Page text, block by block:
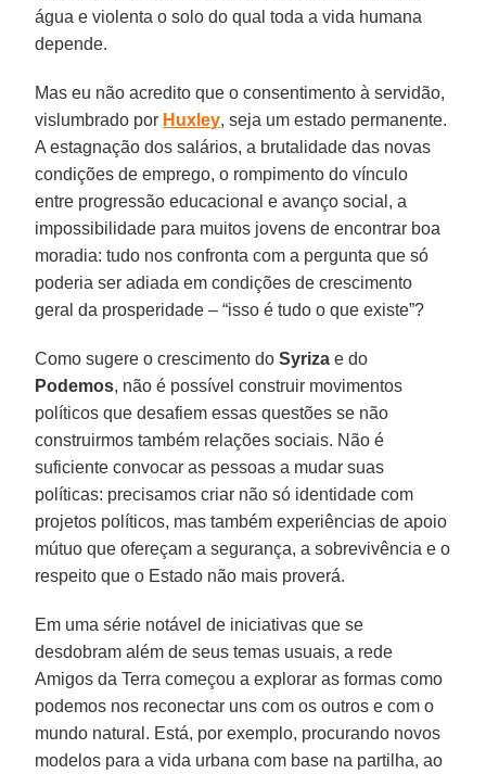
água e violenta o solo do qual toda a vida humana
depende.
Mas eu não acredito que o consentimento à servidão,
vislumbrado por Huxley, seja um estado permanente.
A estagnação dos salários, a brutalidade das novas
condições de emprego, o rompimento do vínculo
entre progressão educacional e avanço social, a
impossibilidade para muitos jovens de encontrar boa
moradia: tudo nos confronta com a pergunta que só
poderia ser adiada em condições de crescimento
geral da prosperidade – “isso é tudo o que existe”?
Como sugere o crescimento doSyriza e do
Podemos, não é possível construir movimentos
políticos que desafiem essas questões se não
construirmos também relações sociais. Não é
suficiente convocar as pessoas a mudar suas
políticas: precisamos criar não só identidade com
projetos políticos, mas também experiências de apoio
mútuo que ofereçam a segurança, a sobrevivência e o
respeito que o Estado não mais proverá.
Em uma série notável de iniciativas que se
desdobram além de seus temas usuais, a rede
Amigos da Terra começou a explorar as formas como
podemos nos reconectar uns com os outros e com o
mundo natural. Está, por exemplo, procurando novos
modelos para a vida urbana com base na partilha, ao